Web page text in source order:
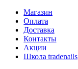
Магазин
Оплата
Доставка
Контакты
Акции
Школа tradenails